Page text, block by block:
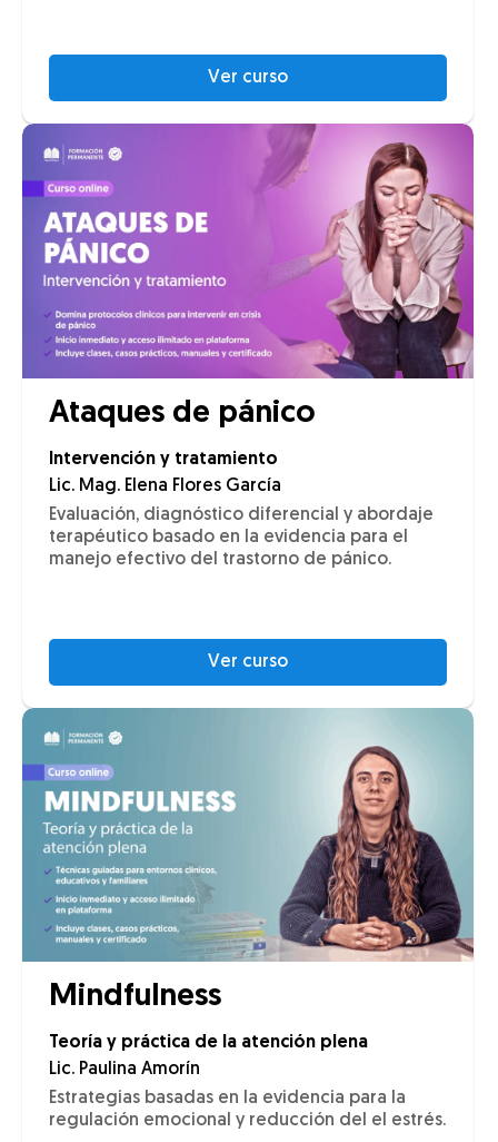
Ver curso
Ataques de pánico
Intervención y tratamiento
Lic. Mag. Elena Flores García
Evaluación, diagnóstico diferencial y abordaje
terapéutico basado en la evidencia para el
manejo efectivo del trastorno de pánico.
Ver curso
Mindfulness
Teoría y práctica de la atención plena
Lic. Paulina Amorín
Estrategias basadas en la evidencia para la
regulación emocional y reducción del el estrés.